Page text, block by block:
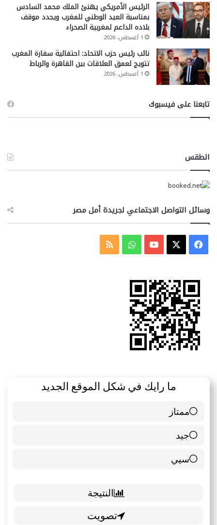
الرئيس الأمريكي يهنئ الملك محمد السادس
بمناسبة العيد الوطني للمغرب ويجدد موقف
بلاده الداعم لمغربية الصحراء
1 أغسطس، 2026
نائب رئيس حزب الاتحاد: احتفالية سفارة المغرب
تتويج لعمق العلاقات بين القاهرة والرباط
1 أغسطس، 2026
تابعنا على فيسبوك
الطقس
وسائل التواصل الاجتماعي لجريدة أمل مصر
فيسبوك ‫YouTubeواتسابملخص
ما رايك في شكل الموقع الجديد
ممتاز
6 ( 85.71 % )
جيد
0 ( 0 % )
سيي
1 ( 14.29 % )